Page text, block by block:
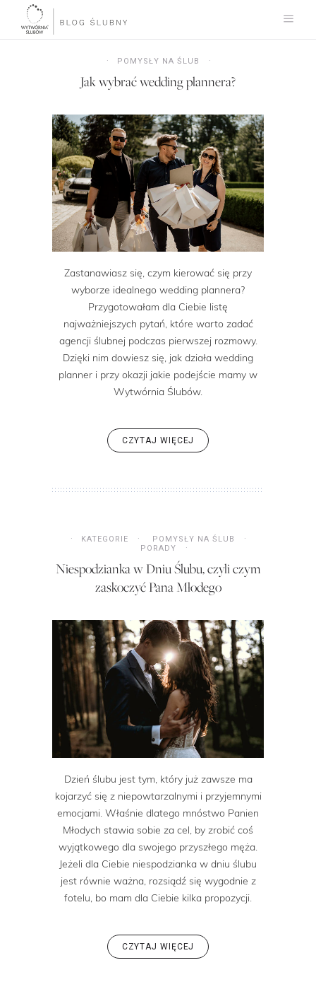
POMYSŁY NA ŚLUB
Jak wybrać wedding plannera?
Zastanawiasz się, czym kierować się przy
wyborze idealnego wedding plannera?
Przygotowałam dla Ciebie listę
najważniejszych pytań, które warto zadać
agencji ślubnej podczas pierwszej rozmowy.
Dzięki nim dowiesz się, jak działa wedding
planner i przy okazji jakie podejście mamy w
Wytwórnia Ślubów.
CZYTAJ WIĘCEJ
KATEGORIE
POMYSŁY NA ŚLUB
PORADY
Niespodzianka w Dniu Ślubu, czyli czym
zaskoczyć Pana Młodego
Dzień ślubu jest tym, który już zawsze ma
kojarzyć się z niepowtarzalnymi i przyjemnymi
emocjami. Właśnie dlatego mnóstwo Panien
Młodych stawia sobie za cel, by zrobić coś
wyjątkowego dla swojego przyszłego męża.
Jeżeli dla Ciebie niespodzianka w dniu ślubu
jest równie ważna, rozsiądź się wygodnie z
fotelu, bo mam dla Ciebie kilka propozycji.
CZYTAJ WIĘCEJ